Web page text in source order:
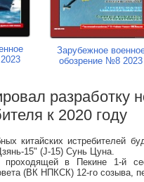
Зарубежное
обозрение №8 2023
разработку
к 2020 году
китайских истребителей
15" (J-15) Сунь Цуна.
проходящей в Пекине 1-й
(ВК НПКСК) 12-го созыва,